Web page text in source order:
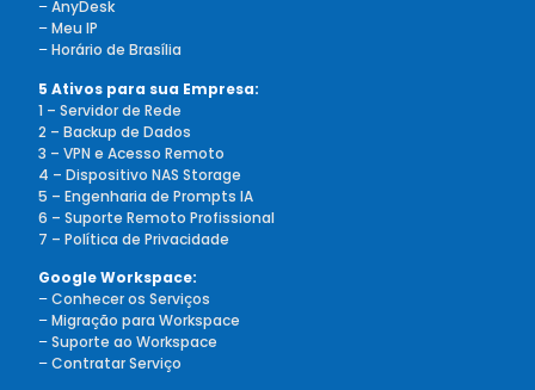
–AnyDesk
–Meu IP
–Horário de Brasília
5 Ativos para sua Empresa:
1 – Servidor de Rede
2 – Backup de Dados
3 – VPN e Acesso Remoto
4 – Dispositivo NAS Storage
5 – Engenharia de Prompts IA
6 – Suporte Remoto Profissional
7 – Política de Privacidade
Google Workspace:
–Conhecer os Serviços
–Migração para Workspace
–Suporte ao Workspace
–Contratar Serviço